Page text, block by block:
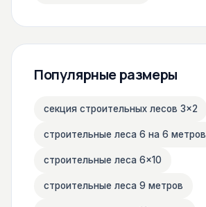
Популярные размеры
секция строительных лесов 3×2
строительные леса 6 на 6 метров
строительные леса 6×10
строительные леса 9 метров